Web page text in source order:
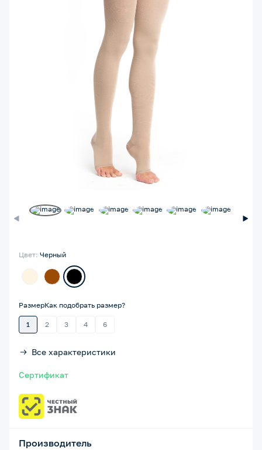
Цвет: Черный
РазмерКак подобрать размер?
1 2 3 4 6
Все характеристики
Сертификат
Производитель